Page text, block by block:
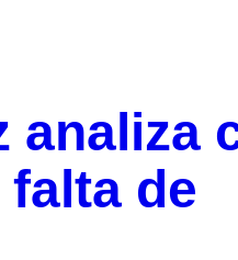
analiza
de